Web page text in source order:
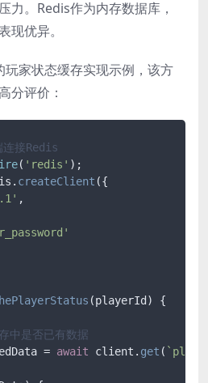
力。Redis作为内存数据库，
现优异。
家状态缓存实现示例，该方
分评价：
接Redis
( 'redis'
createClient ({
,
(playerId ) {
中是否已有数据
= await client. get (